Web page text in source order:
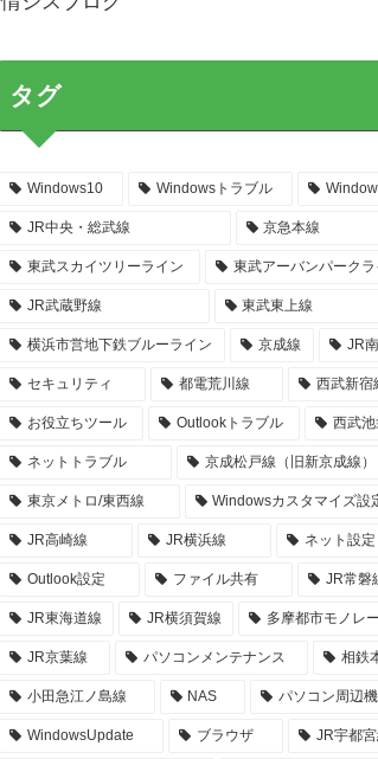
タグ
Windows10 Windowsトラブル
JR中央・総武線 京急本線
東武スカイツリーライン 東武アーバンパークラ
JR武蔵野線 東武東上線
横浜市営地下鉄ブルーライン 京成線 JR
セキュリティ 都電荒川線 西武新宿
お役立ちツール Outlookトラブル 西武池
ネットトラブル 京成松戸線（旧新京成線）
東京メトロ/東西線 Windowsカスタマイズ設
JR高崎線 JR横浜線 ネット設定
Outlook設定 ファイル共有 JR常磐
JR東海道線 JR横須賀線 多摩都市モノレ
JR京葉線 パソコンメンテナンス 相鉄
小田急江ノ島線 NAS パソコン周辺
WindowsUpdate ブラウザ JR宇都